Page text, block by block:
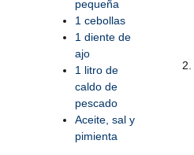
pequeña
1 cebollas
1 diente de
ajo
1 litro de
caldo de
pescado
Aceite, sal y
pimienta